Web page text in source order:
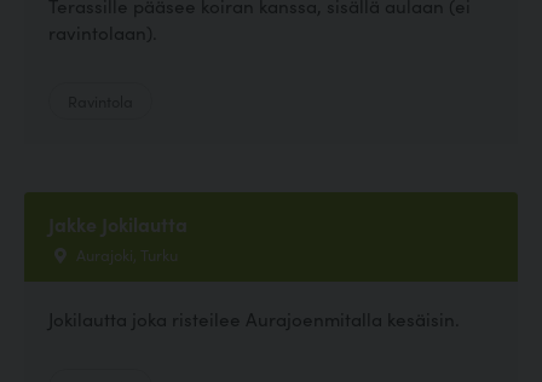
Terassille pääsee koiran kanssa, sisällä aulaan (ei
ravintolaan).
Jakke Jokilautta
Aurajoki, Turku
Jokilautta joka risteilee Aurajoenmitalla kesäisin.